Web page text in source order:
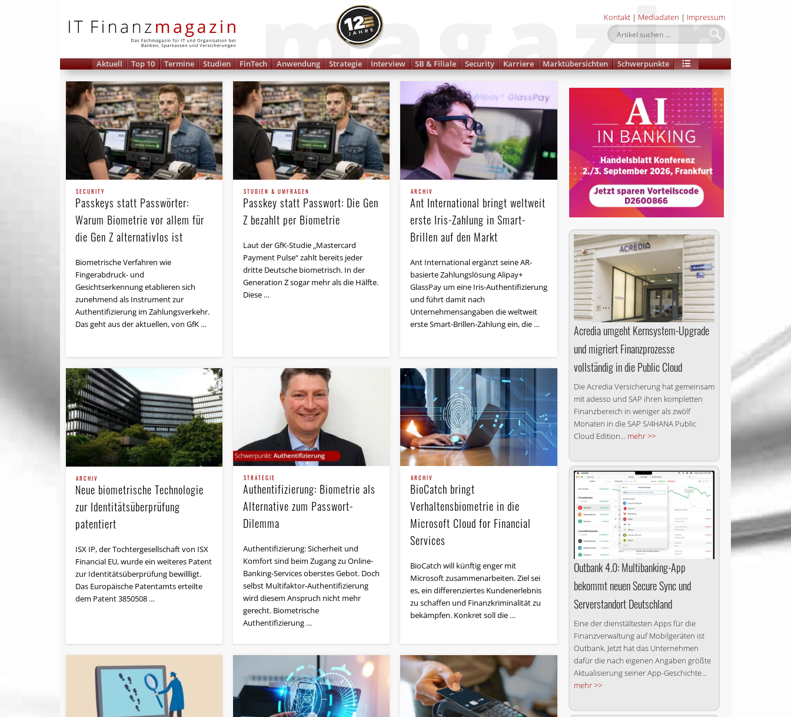
Kontakt | Mediadaten | Impressum
Aktuell Top 10 Termine Studien FinTech Anwendung Strategie Interview SB & Filiale Security Karriere Marktübersichten Schwerpunkte
SECURITY
Passkeys statt Passwörter:
Warum Biometrie vor allem für
die Gen Z alternativlos ist
Biometrische Verfahren wie
Fingerabdruck- und
Gesichtserkennung etablieren sich
zunehmend als Instrument zur
Authentifizierung im Zahlungsverkehr.
Das geht aus der aktuellen, von GfK …
STUDIEN & UMFRAGEN
Passkey statt Passwort: Die Gen
Z bezahlt per Biometrie
Laut der GfK-Studie „Mastercard
Payment Pulse“ zahlt bereits jeder
dritte Deutsche biometrisch. In der
Generation Z sogar mehr als die Hälfte.
Diese …
ARCHIV
Ant International bringt weltweit
erste Iris-Zahlung in Smart-
Brillen auf den Markt
Ant International ergänzt seine AR-
basierte Zahlungslösung Alipay+
GlassPay um eine Iris-Authentifizierung
und führt damit nach
Unternehmensangaben die weltweit
erste Smart-Brillen-Zahlung ein, die …
ARCHIV
Neue biometrische Technologie
zur Identitätsüberprüfung
patentiert
ISX IP, der Tochtergesellschaft von ISX
Financial EU, wurde ein weiteres Patent
zur Identitätsüberprüfung bewillligt.
Das Europäische Patentamts erteilte
dem Patent 3850508 …
STRATEGIE
Authentifizierung: Biometrie als
Alternative zum Passwort-
Dilemma
Authentifizierung: Sicherheit und
Komfort sind beim Zugang zu Online-
Banking-Services oberstes Gebot. Doch
selbst Multifaktor-Authentifizierung
wird diesem Anspruch nicht mehr
gerecht. Biometrische
Authentifizierung …
ARCHIV
BioCatch bringt
Verhaltensbiometrie in die
Microsoft Cloud for Financial
Services
BioCatch will künftig enger mit
Microsoft zusammenarbeiten. Ziel sei
es, ein differenziertes Kundenerlebnis
zu schaffen und Finanzkriminalität zu
bekämpfen. Konkret soll die …
Acredia umgeht Kernsystem-Upgrade
und migriert Finanzprozesse
vollständig in die Public Cloud
Die Acredia Versicherung hat gemeinsam
mit adesso und SAP ihren kompletten
Finanzbereich in weniger als zwölf
Monaten in die SAP S/4HANA Public
Cloud Edition... mehr >>
Outbank 4.0: Multibanking-App
bekommt neuen Secure Sync und
Serverstandort Deutschland
Eine der dienstältesten Apps für die
Finanzverwaltung auf Mobilgeräten ist
Outbank. Jetzt hat das Unternehmen
dafür die nach eigenen Angaben größte
Aktualisierung seiner App-Geschichte...
mehr >>